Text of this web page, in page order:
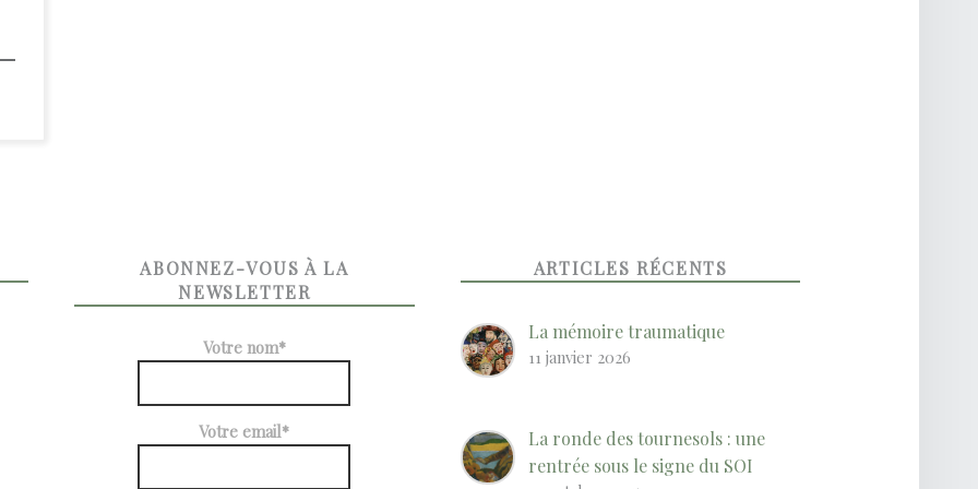
ABONNEZ-VOUS À LA
NEWSLETTER
Votre nom*
Votre email*
ARTICLES RÉCENTS
La mémoire traumatique
11 janvier 2026
La ronde des tournesols : une
rentrée sous le signe du SOI